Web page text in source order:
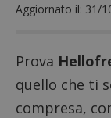
Aggiornato il: 31/
Prova
quello che ti
compresa,